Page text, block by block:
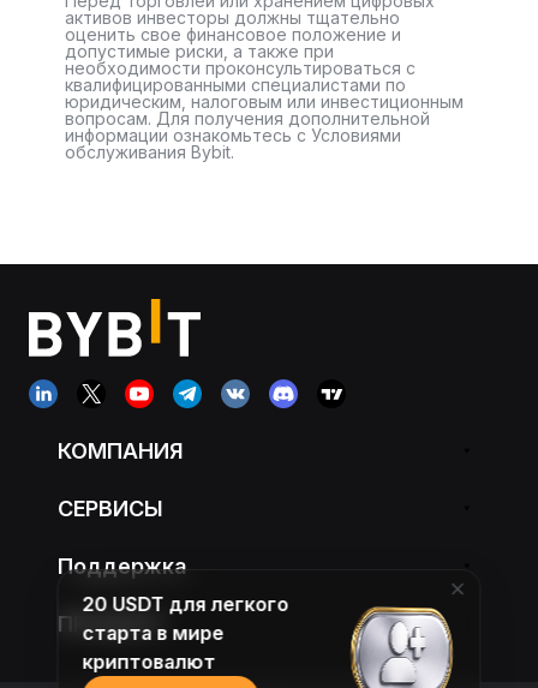
активов инвесторы должны тщательно
оценить свое финансовое положение и
допустимые риски, а также при
необходимости проконсультироваться с
квалифицированными специалистами по
юридическим, налоговым или инвестиционным
вопросам. Для получения дополнительной
информации ознакомьтесь с Условиями
обслуживания Bybit.
КОМПАНИЯ
СЕРВИСЫ
Поддержка
ПРОДУКТ
20 USDT для легкого
старта в мире
криптовалют